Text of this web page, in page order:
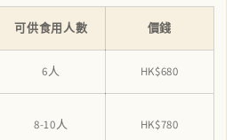
可供食用人數 價錢
6人 HK$680
8-10人 HK$780